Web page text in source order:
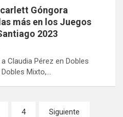
Góngora
más en los Juegos
2023
Claudia Pérez en Dobles
Mixto,…
4 Siguiente